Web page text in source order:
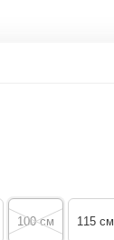
100 см 115 см